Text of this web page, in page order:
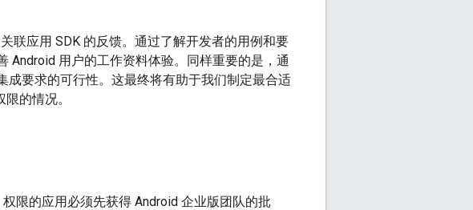
联应用 SDK 的反馈。通过了解开发者的用例和要
Android 用户的工作资料体验。同样重要的是，通
要求的可行性。这最终将有助于我们制定最合适
的情况。
权限的应用必须先获得 Android 企业版团队的批